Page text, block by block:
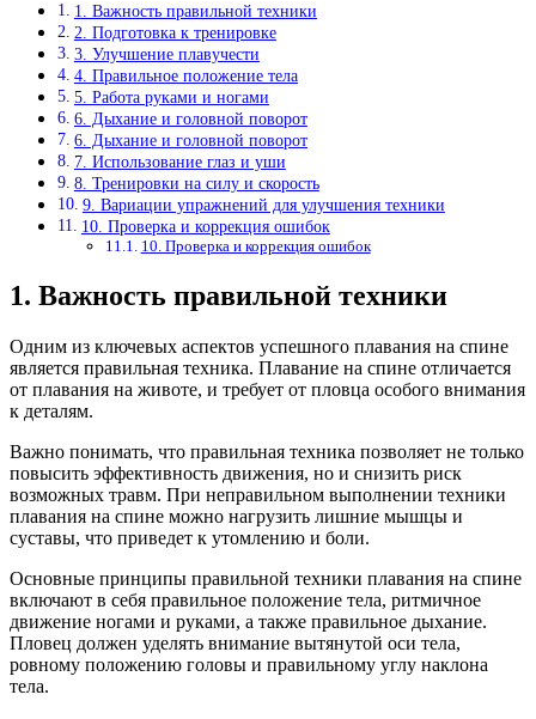
1. Важность правильной техники
2. Подготовка к тренировке
3. Улучшение плавучести
4. Правильное положение тела
5. Работа руками и ногами
6. Дыхание и головной поворот
6. Дыхание и головной поворот
7. Использование глаз и уши
8. Тренировки на силу и скорость
9. Вариации упражнений для улучшения техники
10. Проверка и коррекция ошибок
10. Проверка и коррекция ошибок
1. Важность правильной техники
Одним из ключевых аспектов успешного плавания на спине
является правильная техника. Плавание на спине отличается
от плавания на животе, и требует от пловца особого внимания
к деталям.
Важно понимать, что правильная техника позволяет не только
повысить эффективность движения, но и снизить риск
возможных травм. При неправильном выполнении техники
плавания на спине можно нагрузить лишние мышцы и
суставы, что приведет к утомлению и боли.
Основные принципы правильной техники плавания на спине
включают в себя правильное положение тела, ритмичное
движение ногами и руками, а также правильное дыхание.
Пловец должен уделять внимание вытянутой оси тела,
ровному положению головы и правильному углу наклона
тела.